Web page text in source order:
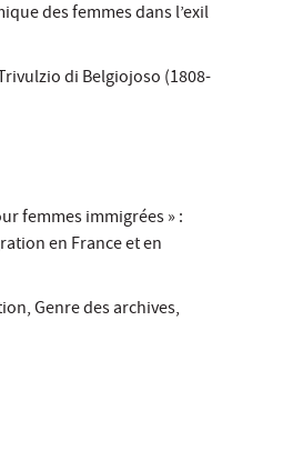
des femmes dans l’exil
di Belgiojoso (1808-
femmes immigrées » :
en France et en
Genre des archives,